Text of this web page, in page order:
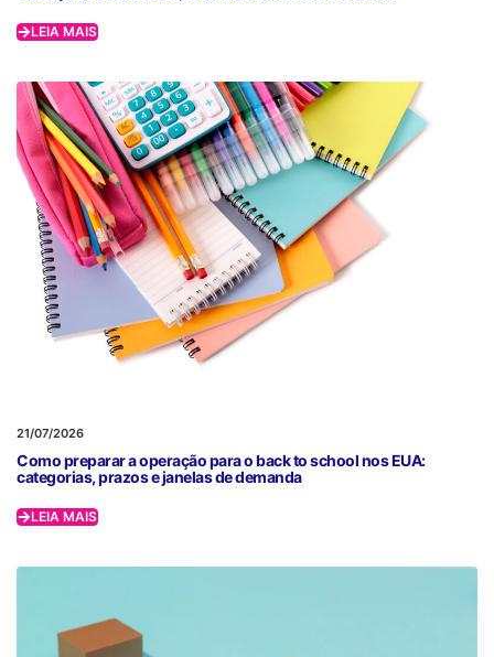
LEIA MAIS
21/07/2026
Como preparar a operação para o back to school nos EUA:
categorias, prazos e janelas de demanda
LEIA MAIS